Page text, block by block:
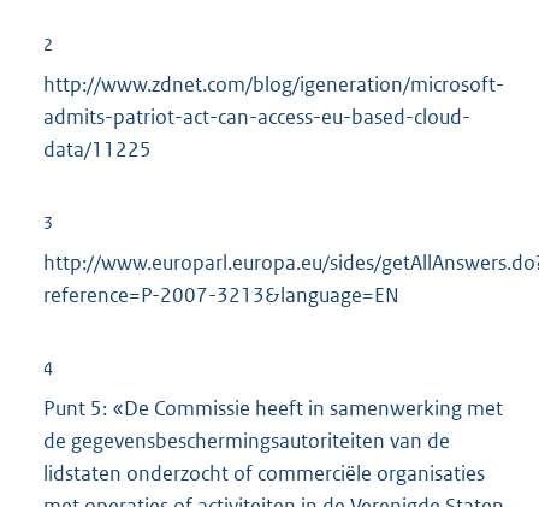
2
http://www.zdnet.com/blog/igeneration/microsoft-
admits-patriot-act-can-access-eu-based-cloud-
data/11225
3
http://www.europarl.europa.eu/sides/
reference=P-2007-3213&language=EN
4
Punt 5: «De Commissie heeft in samenwerking met
de gegevensbeschermingsautoriteiten van de
lidstaten onderzocht of commerciële organisaties